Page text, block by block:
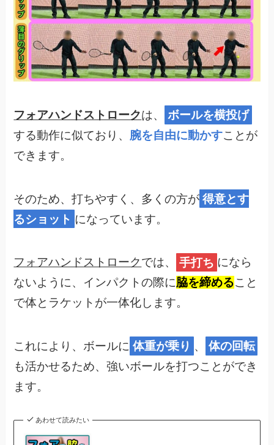
フォアハンドストロークは、
ボールを横投げ
する動作に似ており、 腕を自由に動かすことが
できます。
そのため、打ちやすく、多くの方が 得意とす
るショット になっています。
フォアハンドストロークでは、 手打ち になら
ないように、インパクトの際に脇を締めること
で体とラケットが一体化します。
これにより、ボールに 体重が乗り 、
体の回転
も活かせるため、強いボールを打つことができ
ます。
あわせて読みたい